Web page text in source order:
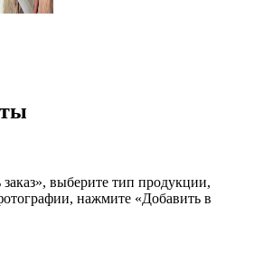
выберите тип продукции,
нажмите «Добавить в